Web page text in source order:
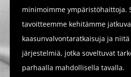
minimoimme ympäristöhaittoja.
tavoitteemme kehitämme
kaasunvalvontaratkaisuja ja
järjestelmiä, jotka soveltuvat
parhaalla mahdollisella tavalla.